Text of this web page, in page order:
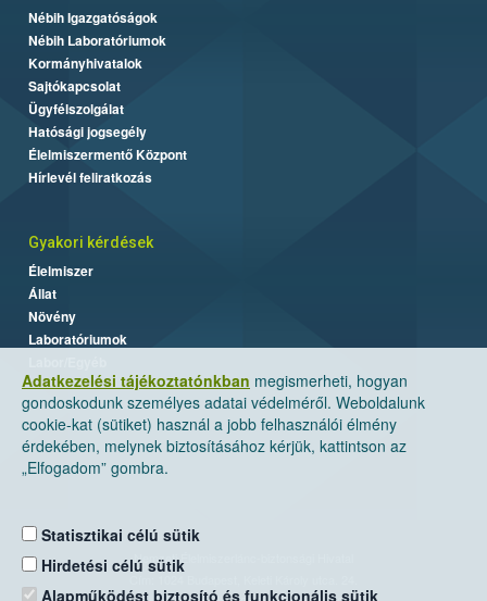
Adatkezelési tájékoztatónkban megismerheti, hogyan
gondoskodunk személyes adatai védelméről. Weboldalunk
cookie-kat (sütiket) használ a jobb felhasználói élmény
érdekében, melynek biztosításához kérjük, kattintson az
„Elfogadom” gombra.
Statisztikai célú sütik
Hirdetési célú sütik
Alapműködést biztosító és funkcionális sütik
Nébih Igazgatóságok
Nébih Laboratóriumok
Kormányhivatalok
Sajtókapcsolat
Ügyfélszolgálat
Hatósági jogsegély
Élelmiszermentő Központ
Hírlevél feliratkozás
Gyakori kérdések
Élelmiszer
Állat
Növény
Laboratóriumok
Nemzeti Élelmiszerlánc-biztonsági Hivatal